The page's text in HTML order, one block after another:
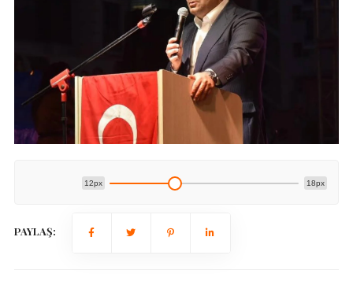
12px 18px
PAYLAŞ: